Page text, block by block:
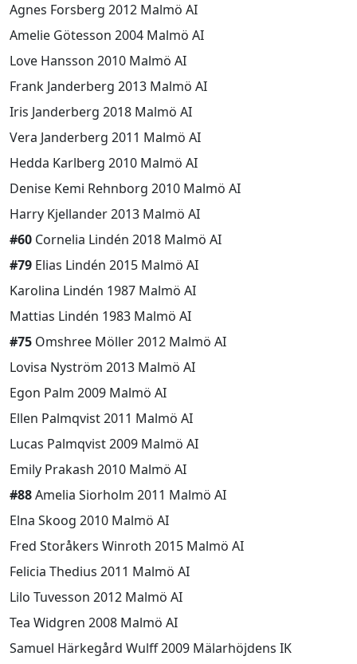
Agnes Forsberg 2012 Malmö AI
Amelie Götesson 2004 Malmö AI
Love Hansson 2010 Malmö AI
Frank Janderberg 2013 Malmö AI
Iris Janderberg 2018 Malmö AI
Vera Janderberg 2011 Malmö AI
Hedda Karlberg 2010 Malmö AI
Denise Kemi Rehnborg 2010 Malmö AI
Harry Kjellander 2013 Malmö AI
#60 Cornelia Lindén 2018 Malmö AI
#79 Elias Lindén 2015 Malmö AI
Karolina Lindén 1987 Malmö AI
Mattias Lindén 1983 Malmö AI
#75 Omshree Möller 2012 Malmö AI
Lovisa Nyström 2013 Malmö AI
Egon Palm 2009 Malmö AI
Ellen Palmqvist 2011 Malmö AI
Lucas Palmqvist 2009 Malmö AI
Emily Prakash 2010 Malmö AI
#88Amelia Siorholm 2011 Malmö AI
Elna Skoog 2010 Malmö AI
Fred Storåkers Winroth 2015 Malmö AI
Felicia Thedius 2011 Malmö AI
Lilo Tuvesson 2012 Malmö AI
Tea Widgren 2008 Malmö AI
Samuel Härkegård Wulff 2009 Mälarhöjdens IK